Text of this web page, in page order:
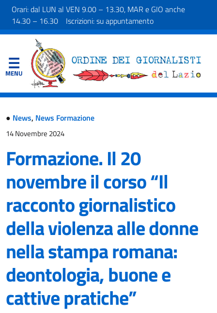
Orari: dal LUN al VEN 9.00 – 13.30, MAR e GIO anche
14.30 – 16.30 Iscrizioni: su appuntamento
● News, News Formazione
14 Novembre 2024
Formazione. Il 20
novembre il corso “Il
racconto giornalistico
della violenza alle donne
nella stampa romana:
deontologia, buone e
cattive pratiche”